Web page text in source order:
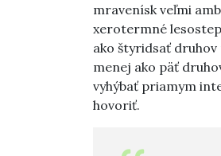
mravenísk veľmi
xerotermné
ako štyridsať druhov
menej ako päť
vyhýbať priamym
hovoriť.